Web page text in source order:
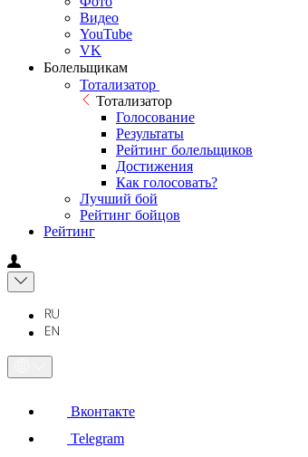
Видео
YouTube
VK
Болельщикам
Тотализатор
Тотализатор
Голосование
Результаты
Рейтинг болельщиков
Достижения
Как голосовать?
Лучший бой
Рейтинг бойцов
Рейтинг
Вконтакте
Telegram